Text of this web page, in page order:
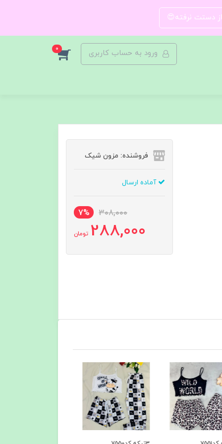
از دستت نرفته😍
ورود به حساب کاربری 0
فروشنده: مزون شیک
آماده ارسال
308,000
7%
288,000 تومان